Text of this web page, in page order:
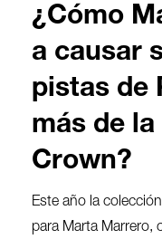
¿Cómo
a causar
pistas de
más de
Crown?
Este año la
para Marta Marrero,